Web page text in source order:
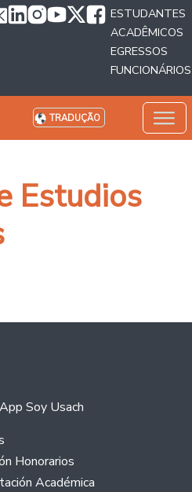
ESTUDANTES
ACADÊMICOS
EGRESSOS
FUNCIONÁRIOS
TRADUÇÃO
Estudios
Soy Usach
Honorarios
Académica